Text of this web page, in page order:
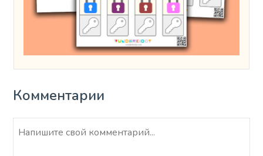
Комментарии